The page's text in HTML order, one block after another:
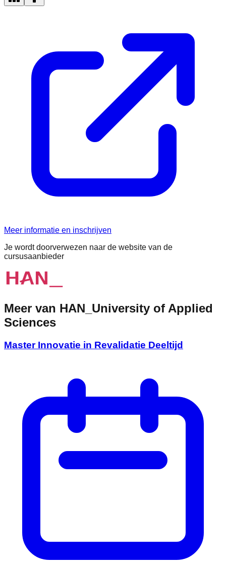
Meer informatie en inschrijven
Je wordt doorverwezen naar de website van de
cursusaanbieder
Meer van HAN_University of Applied
Sciences
Master Innovatie in Revalidatie Deeltijd